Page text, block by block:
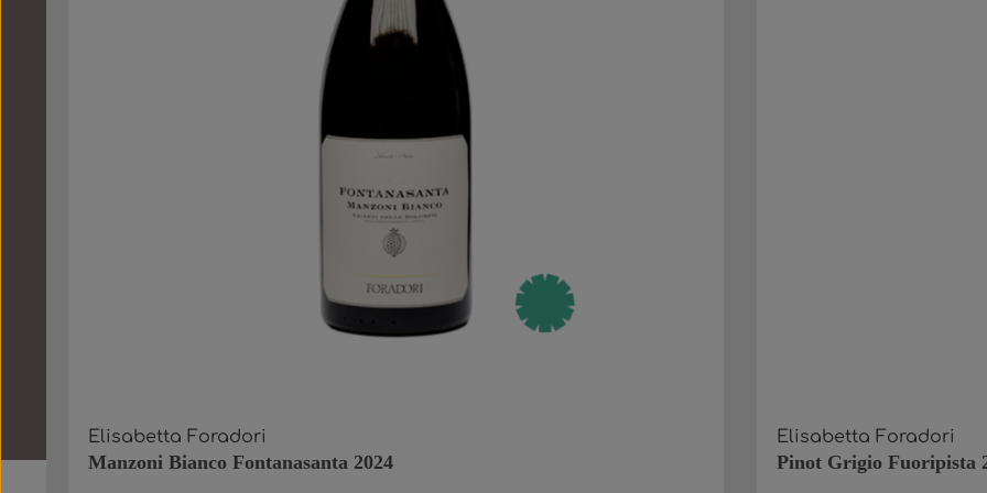
Elisabetta Foradori
Manzoni Bianco Fontanasanta 2024
Elisabetta Foradori
Pinot Grigio Fuoripista